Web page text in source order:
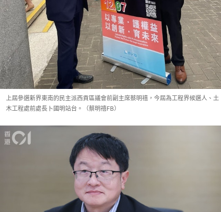
上屆參選新界東南的民主派西貢區議會前副主席蔡明禧，今屆為工程界候選人、土
木工程處前處長卜國明站台。（蔡明禧FB）